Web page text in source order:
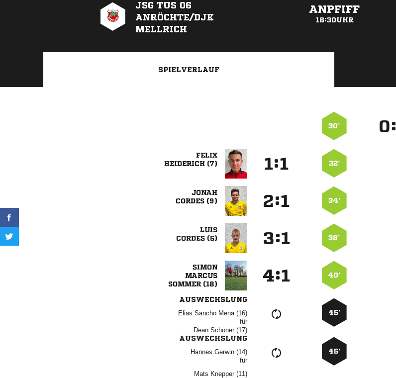
JSG TUS 06
ANRÖCHTE/DJK
MELLRICH
ANPFIFF
18:30UHR
SPIELVERLAUF
30’ :

 
: 32’

 
: 34’

 
: 38’


 
: 40’
AUSWECHSLUNG
   
für
  
45’
AUSWECHSLUNG
  
für
  
45’